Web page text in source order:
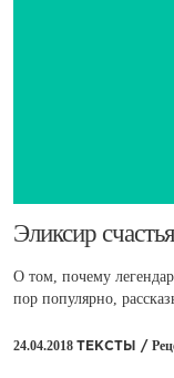
​Эликсир
О том, почему
пор популярно,
24.04.2018 ТЕКСТЫ /